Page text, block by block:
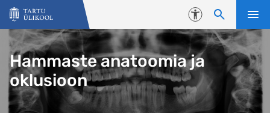
Liigu edasi põhisisu juurde
Juurdepääsetavus
Hammaste anatoomia ja
oklusioon